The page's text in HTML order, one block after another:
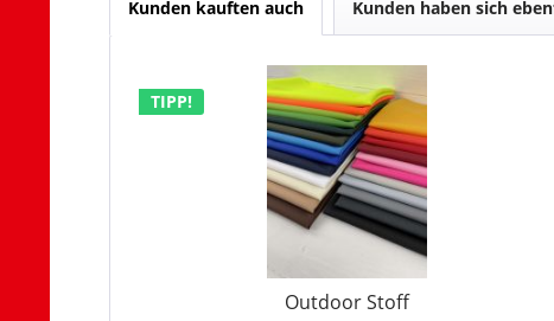
Kunden kauften auch Kunden haben sich
TIPP!
Outdoor Stoff